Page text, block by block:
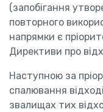
(запобігання
повторного
напрямки є
Директиви про
Наступною за
спалювання
звалищах тих